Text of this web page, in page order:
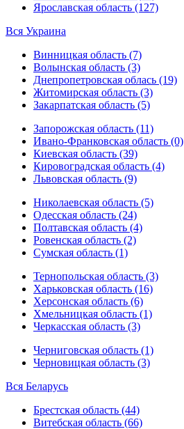
Ярославская область (127)
Вся Украина
Винницкая область (7)
Волынская область (3)
Днепропетровская облась (19)
Житомирская область (3)
Закарпатская область (5)
Запорожская область (11)
Ивано-Франковская область (0)
Киевская область (39)
Кировоградская область (4)
Львовская область (9)
Николаевская область (5)
Одесская область (24)
Полтавская область (4)
Ровенская область (2)
Сумская область (1)
Тернопольская область (3)
Харьковская область (16)
Херсонская область (6)
Хмельницкая область (1)
Черкасская область (3)
Черниговская область (1)
Черновицкая область (3)
Вся Беларусь
Брестская область (44)
Витебская область (66)